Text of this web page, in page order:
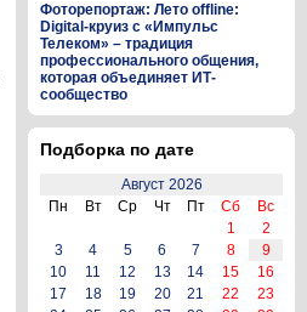
Фоторепортаж: Лето offline:
Digital-круиз с «Импульс
Телеком» – традиция
профессионального общения,
которая объединяет ИТ-
сообщество
Подборка по дате
Август 2026
Пн
Вт Ср Чт Пт Сб
Вс
1
2
3
4 5 6 7 8
9
10
11 12 13 14 15
16
17
18 19 20 21 22
23